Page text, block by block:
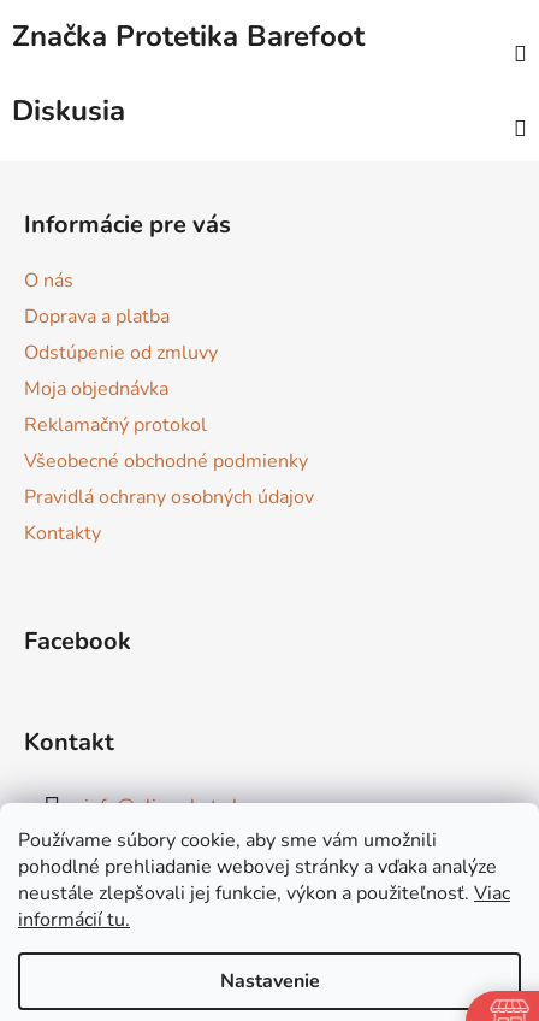
Používame súbory cookie, aby sme vám umožnili
pohodlné prehliadanie webovej stránky a vďaka analýze
neustále zlepšovali jej funkcie, výkon a použiteľnosť. Viac
informácií tu.
Nastavenie
Značka Protetika Barefoot
Diskusia
Informácie pre vás
O nás
Doprava a platba
Odstúpenie od zmluvy
Moja objednávka
Reklamačný protokol
Všeobecné obchodné podmienky
Pravidlá ochrany osobných údajov
Kontakty
Facebook
Kontakt
info@elimarket.sk
+421915544828